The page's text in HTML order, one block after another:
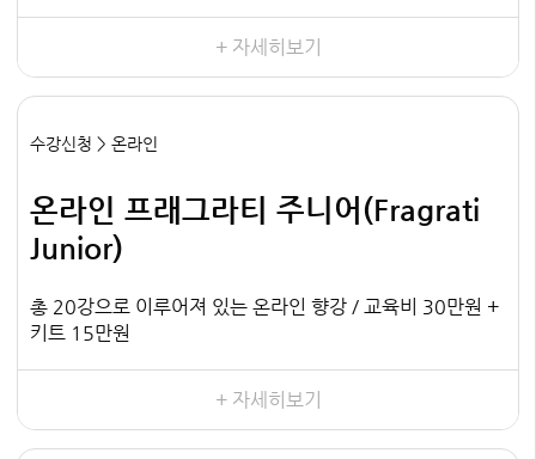
+ 자세히보기
수강신청 > 온라인
온라인 프래그라티 주니어(Fragrati
Junior)
총 20강으로 이루어져 있는 온라인 향강 / 교육비 30만원 +
키트 15만원
+ 자세히보기